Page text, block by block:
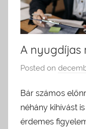
A nyugdíjas
Posted on
Bár számos
néhány kihívást
érdemes